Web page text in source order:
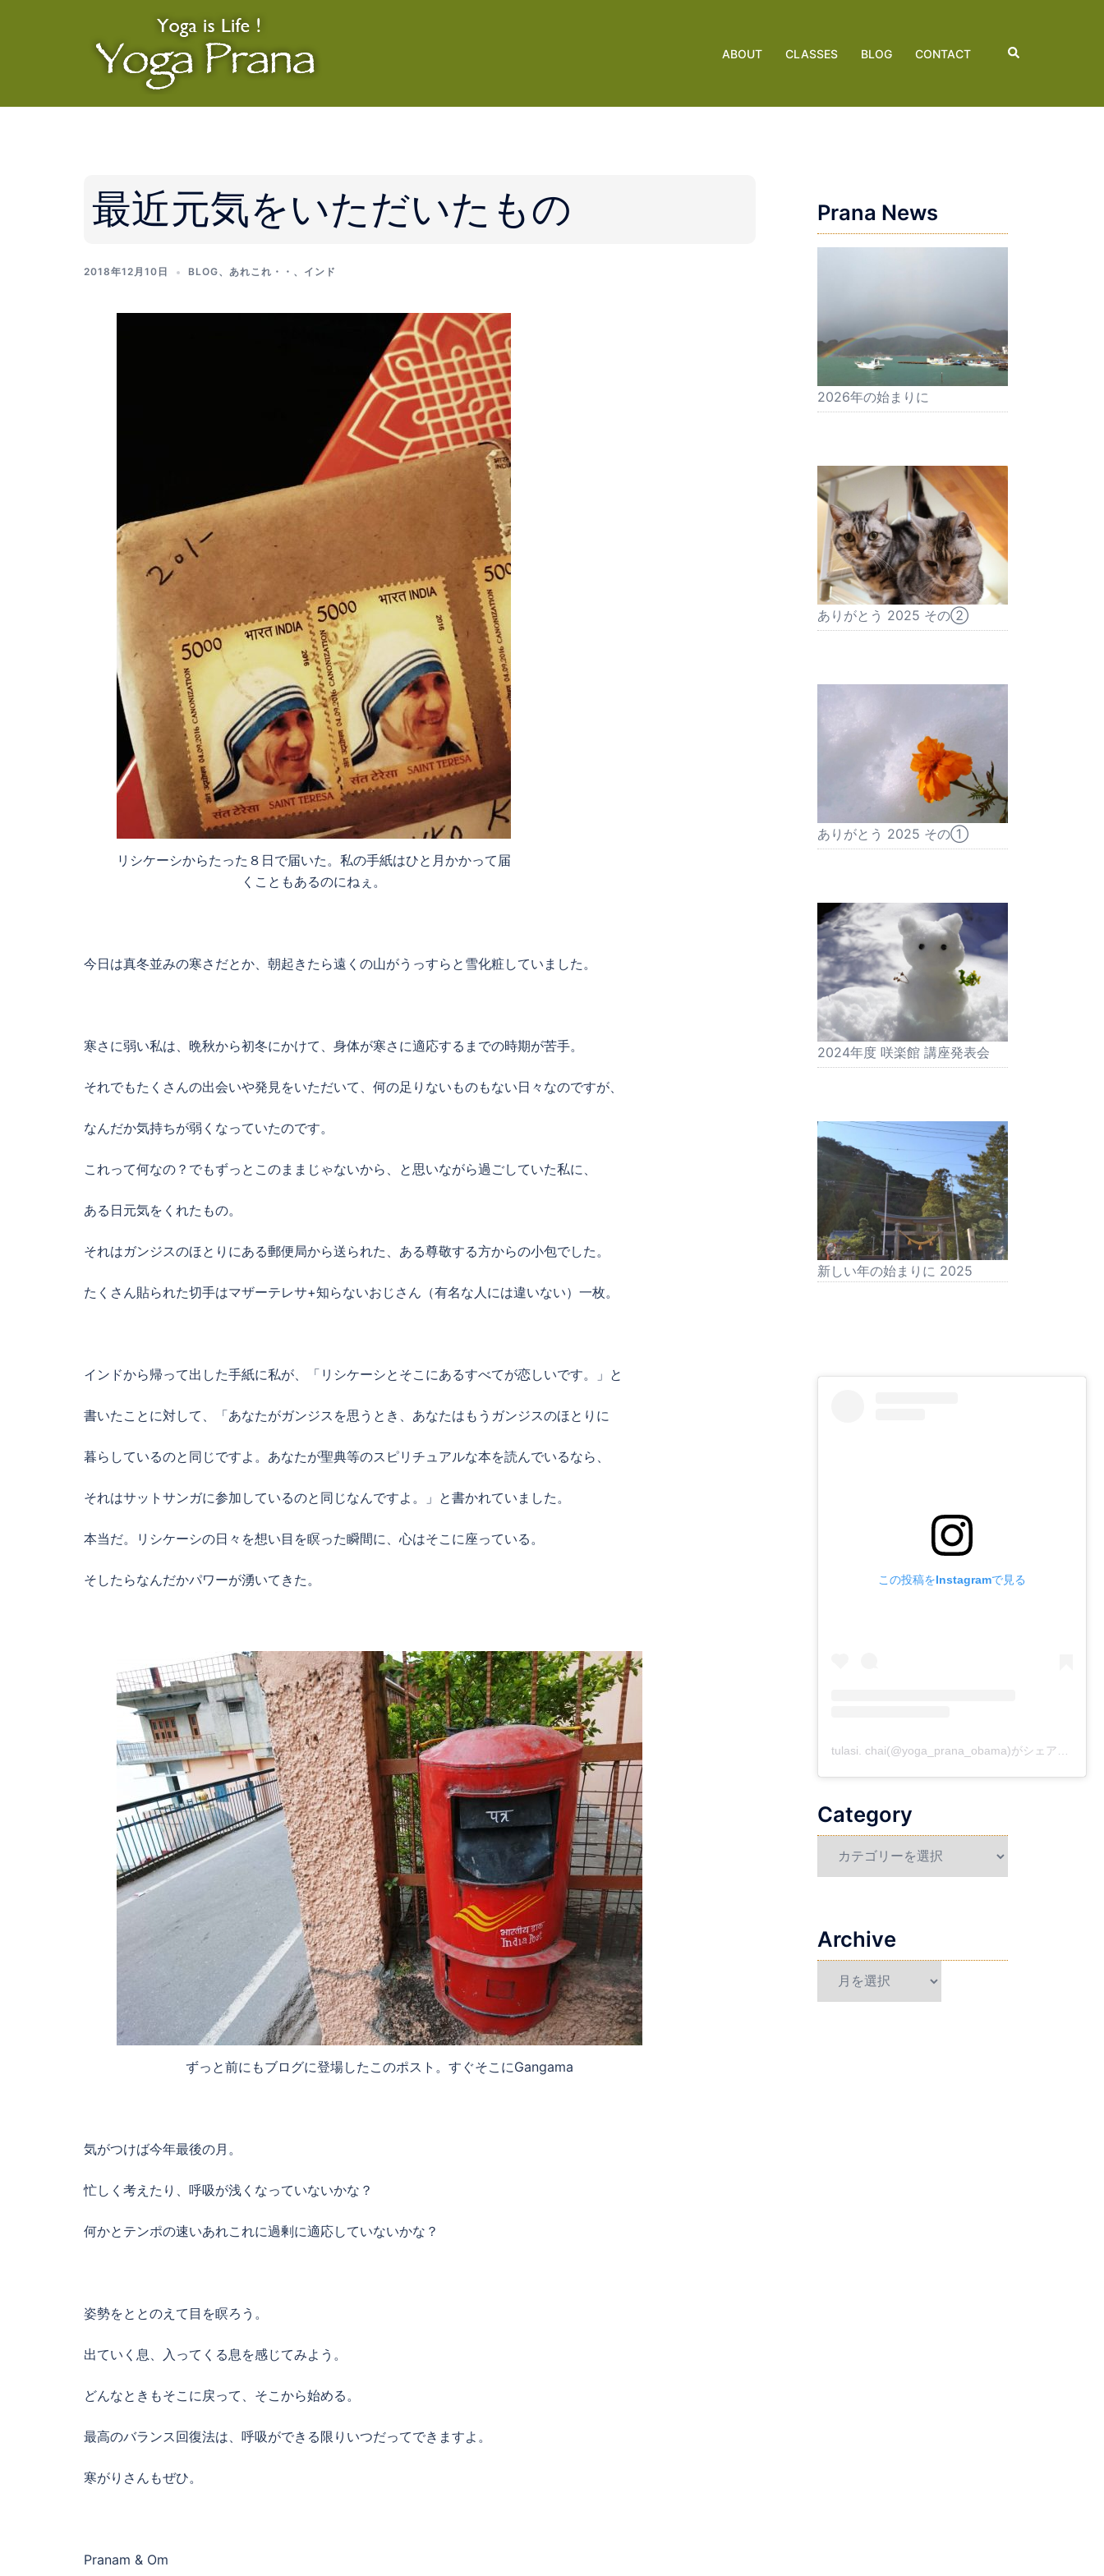
ABOUT CLASSES BLOG CONTACT
検
索
最近元気をいただいたもの
2018年12月10日 BLOG、 あれこれ・・ 、 インド
リシケーシからたった８日で届いた。私の手紙はひと月かかって届
くこともあるのにねぇ。
今日は真冬並みの寒さだとか、朝起きたら遠くの山がうっすらと雪化粧していました。
寒さに弱い私は、晩秋から初冬にかけて、身体が寒さに適応するまでの時期が苦手。
それでもたくさんの出会いや発見をいただいて、何の足りないものもない日々なのですが、
なんだか気持ちが弱くなっていたのです。
これって何なの？でもずっとこのままじゃないから、と思いながら過ごしていた私に、
ある日元気をくれたもの。
それはガンジスのほとりにある郵便局から送られた、ある尊敬する方からの小包でした。
たくさん貼られた切手はマザーテレサ+知らないおじさん（有名な人には違いない）一枚。
インドから帰って出した手紙に私が、「リシケーシとそこにあるすべてが恋しいです。」と
書いたことに対して、「あなたがガンジスを思うとき、あなたはもうガンジスのほとりに
暮らしているのと同じですよ。あなたが聖典等のスピリチュアルな本を読んでいるなら、
それはサットサンガに参加しているのと同じなんですよ。」と書かれていました。
本当だ。リシケーシの日々を想い目を瞑った瞬間に、心はそこに座っている。
そしたらなんだかパワーが湧いてきた。
ずっと前にもブログに登場したこのポスト。すぐそこにGangama
気がつけば今年最後の月。
忙しく考えたり、呼吸が浅くなっていないかな？
何かとテンポの速いあれこれに過剰に適応していないかな？
姿勢をととのえて目を瞑ろう。
出ていく息、入ってくる息を感じてみよう。
どんなときもそこに戻って、そこから始める。
最高のバランス回復法は、呼吸ができる限りいつだってできますよ。
寒がりさんもぜひ。
Pranam & Om
Prana News
2026年の始まりに
ありがとう 2025 その②
ありがとう 2025 その①
2024年度 咲楽館 講座発表会
新しい年の始まりに 2025
この投稿をInstagramで見る
Category
Archive
Archive